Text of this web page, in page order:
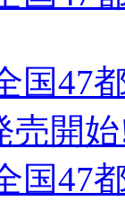
国47
売開
国47